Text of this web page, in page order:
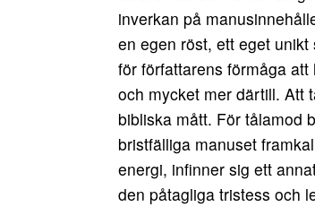
inverkan på
en egen röst, ett eget
för författarens förmåga
och mycket mer därtill. Att
bibliska mått. För tålamod
bristfälliga manuset
energi, infinner sig ett
den påtagliga tristess och